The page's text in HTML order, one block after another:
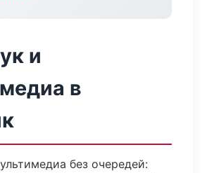
и
в
без очередей: